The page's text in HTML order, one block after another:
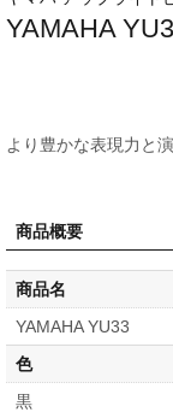
YAMAHA
より豊かな表現力と
商品概要
商品名
YAMAHA YU33
色
黒